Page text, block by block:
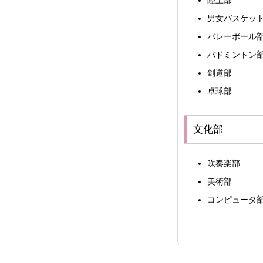
男女バスケッ
バレーボール
バドミントン
剣道部
卓球部
文化部
吹奏楽部
美術部
コンピュータ